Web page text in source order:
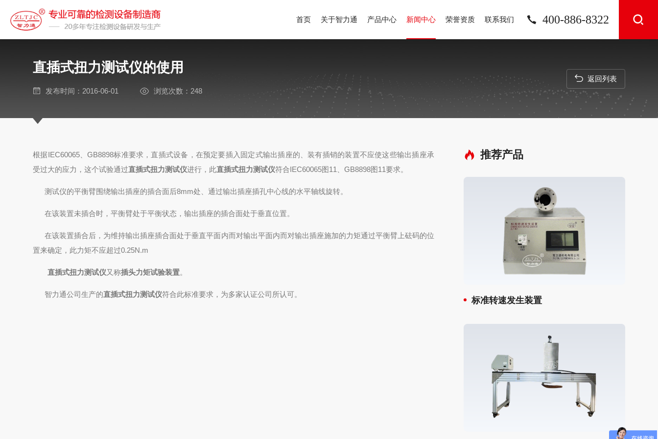
400-886-8322
首页 关于智力通 产品中心 新闻中心 荣誉资质 联系我们
直插式扭力测试仪的使用
发布时间：2016-06-01 浏览次数：248
返回列表
根据IEC60065、GB8898标准要求 ，直插式设备，在预定要插入固定式输出插座的、装有插销的装置不应使这些输出插座承
受过大的应力，这个试验通过直插式扭力测试仪进行，此直插式扭力测试仪符合IEC60065图11、GB8898图11要求。
测试仪的平衡臂围绕输出插座的插合面后8mm处、通过输出插座插孔中心线的水平轴线旋转。
在该装置未插合时，平衡臂处于平衡状态，输出插座的插合面处于垂直位置。
在该装置插合后，为维持输出插座插合面处于垂直平面内而对输出平面内而对输出插座施加的力矩通过平衡臂上砝码的位
置来确定，此力矩不应超过0.25N.m
直插式扭力测试仪又称插头力矩试验装置。
智力通公司生产的直插式扭力测试仪符合此标准要求，为多家认证公司所认可。
推荐产品
标准转速发生装置